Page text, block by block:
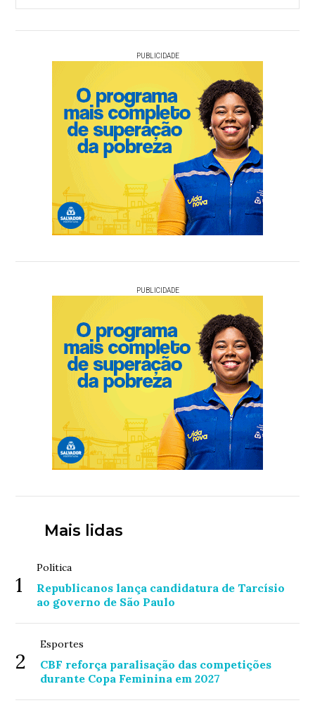
PUBLICIDADE
PUBLICIDADE
Mais lidas
1
Política
Republicanos lança candidatura de Tarcísio
ao governo de São Paulo
2
Esportes
CBF reforça paralisação das competições
durante Copa Feminina em 2027